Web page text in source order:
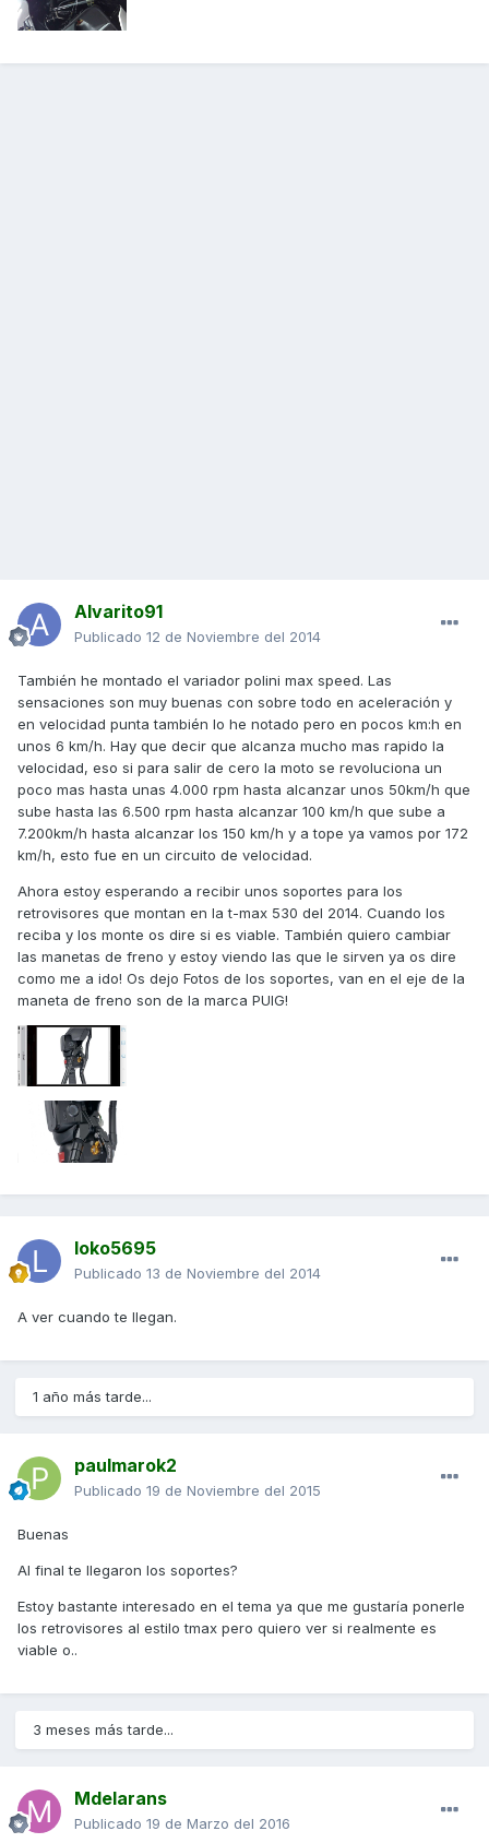
Alvarito91
Publicado 12 de Noviembre del 2014
También he montado el variador polini max speed. Las
sensaciones son muy buenas con sobre todo en aceleración y
en velocidad punta también lo he notado pero en pocos km:h en
unos 6 km/h. Hay que decir que alcanza mucho mas rapido la
velocidad, eso si para salir de cero la moto se revoluciona un
poco mas hasta unas 4.000 rpm hasta alcanzar unos 50km/h que
sube hasta las 6.500 rpm hasta alcanzar 100 km/h que sube a
7.200km/h hasta alcanzar los 150 km/h y a tope ya vamos por 172
km/h, esto fue en un circuito de velocidad.
Ahora estoy esperando a recibir unos soportes para los
retrovisores que montan en la t-max 530 del 2014. Cuando los
reciba y los monte os dire si es viable. También quiero cambiar
las manetas de freno y estoy viendo las que le sirven ya os dire
como me a ido! Os dejo Fotos de los soportes, van en el eje de la
maneta de freno son de la marca PUIG!
loko5695
Publicado 13 de Noviembre del 2014
A ver cuando te llegan.
1 año más tarde...
paulmarok2
Publicado 19 de Noviembre del 2015
Buenas
Al final te llegaron los soportes?
Estoy bastante interesado en el tema ya que me gustaría ponerle
los retrovisores al estilo tmax pero quiero ver si realmente es
viable o..
3 meses más tarde...
Mdelarans
Publicado 19 de Marzo del 2016